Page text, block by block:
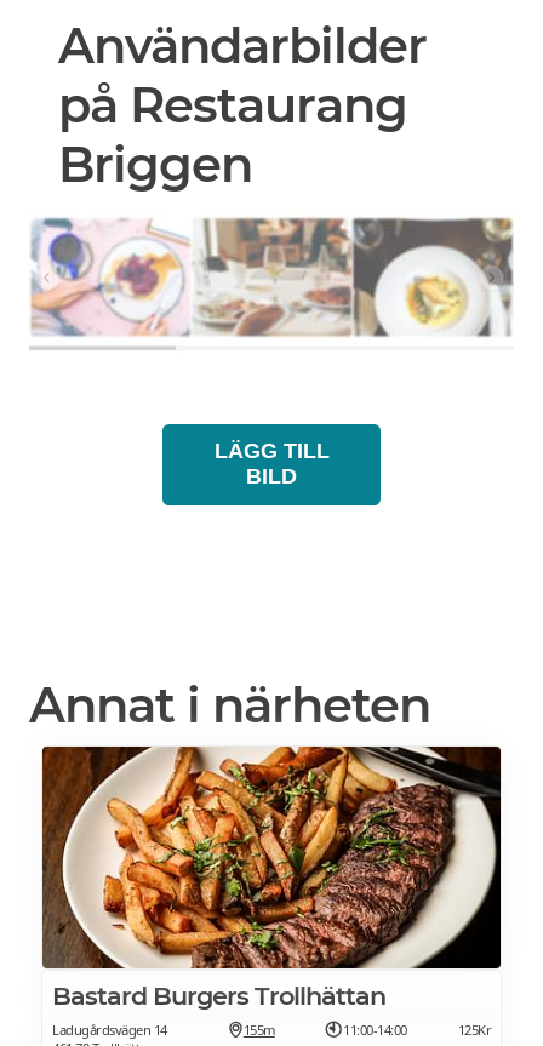
Användarbilder
på Restaurang
Briggen
LÄGG TILL
BILD
Annat i närheten
Bastard Burgers Trollhättan
Ladugårdsvägen 14
155m 11:00-14:00 125Kr